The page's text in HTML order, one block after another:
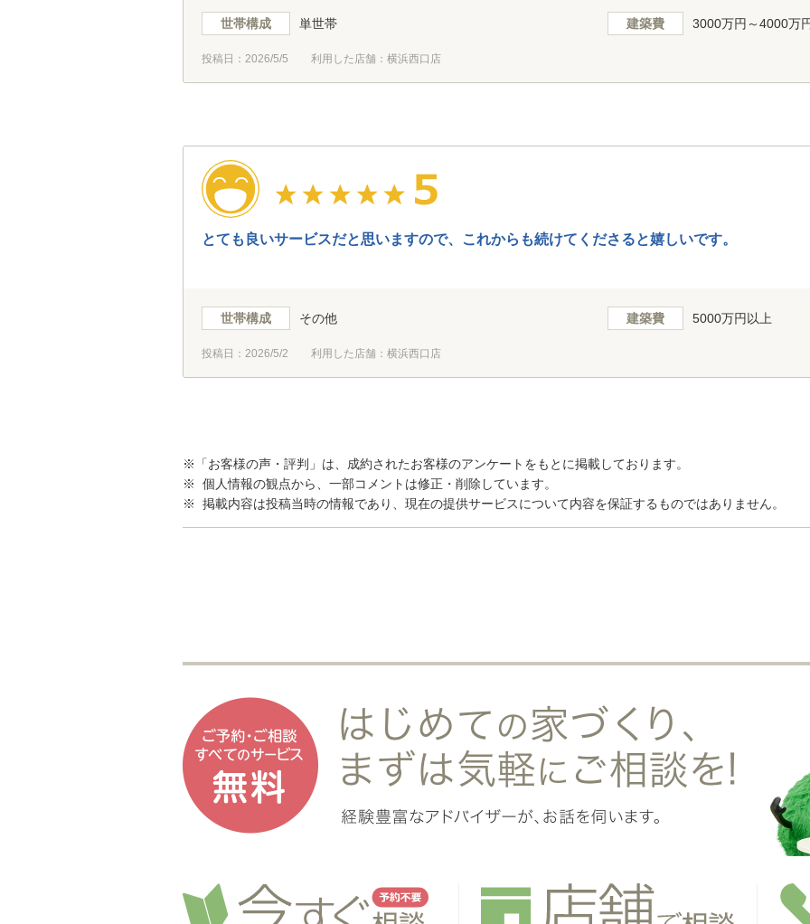
世帯構成 単世帯 建築費 3000万円～4000万
投稿日： 2026/5/5 利用した店舗：横浜西口店
とても良いサービスだと思いますので、これからも続けてくださると嬉しいです。
世帯構成 その他 建築費 5000万円以上
投稿日： 2026/5/2 利用した店舗：横浜西口店
※「お客様の声・評判」は、成約されたお客様のアンケートをもとに掲載しております。
※ 個人情報の観点から、一部コメントは修正・削除しています。
※ 掲載内容は投稿当時の情報であり、現在の提供サービスについて内容を保証するものではありません。